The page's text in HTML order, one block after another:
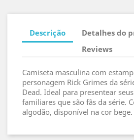
Descrição
Detalhes do
Reviews
Camiseta masculina com
personagem Rick Grimes da
Dead. Ideal para presentear
familiares que são fãs da série.
algodão, disponível na cor bege.